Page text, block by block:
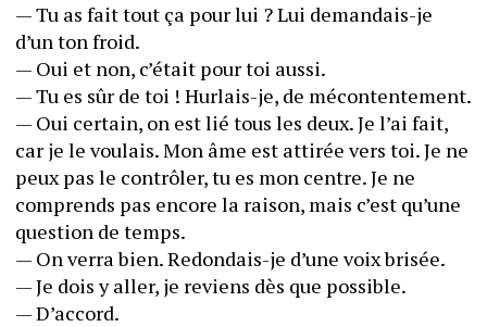
— Tu as fait tout ça pour lui ? Lui demandais-je
d’un ton froid.
— Oui et non, c’était pour toi aussi.
— Tu es sûr de toi ! Hurlais-je, de mécontentement.
— Oui certain, on est lié tous les deux. Je l’ai fait,
car je le voulais. Mon âme est attirée vers toi. Je ne
peux pas le contrôler, tu es mon centre. Je ne
comprends pas encore la raison, mais c’est qu’une
question de temps.
— On verra bien. Redondais-je d’une voix brisée.
— Je dois y aller, je reviens dès que possible.
— D’accord.